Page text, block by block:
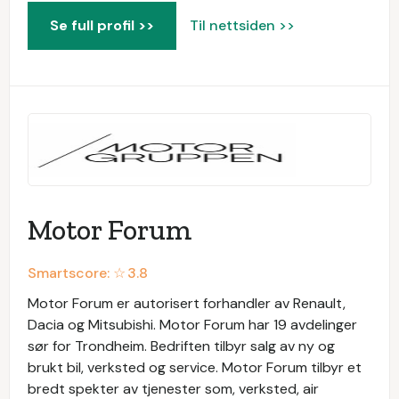
Se full profil >> Til nettsiden >>
Motor Forum
Smartscore: ☆3.8
Motor Forum er autorisert forhandler av Renault,
Dacia og Mitsubishi. Motor Forum har 19 avdelinger
sør for Trondheim. Bedriften tilbyr salg av ny og
brukt bil, verksted og service. Motor Forum tilbyr et
bredt spekter av tjenester som, verksted, air